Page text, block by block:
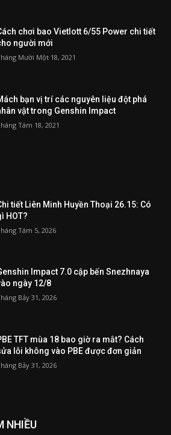
chơi bao Vietlott 6/55 Power chi tiết
người mới
Mười Một 18, 2021
bạn vị trí các nguyên liệu đột phá
vật trong Genshin Impact
Tám 18, 2021
tiết Liên Minh Huyền Thoại 26.15: Có
HOT?
Tám 5, 2026
Impact 7.0 cập bến Snezhnaya
ngày 12/8
Bảy 31, 2026
TFT mùa 18 bao giờ ra mắt? Cách
lỗi không vào PBE được đơn giản
Bảy 31, 2026
NHIỀU